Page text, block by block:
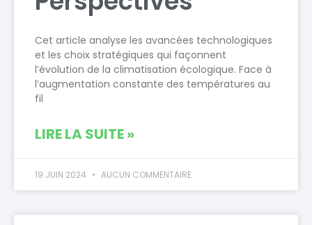
Cet article analyse les avancées technologiques
et les choix stratégiques qui façonnent
l’évolution de la climatisation écologique. Face à
l’augmentation constante des températures au
fil
LIRE LA SUITE »
19 JUIN 2024 AUCUN COMMENTAIRE